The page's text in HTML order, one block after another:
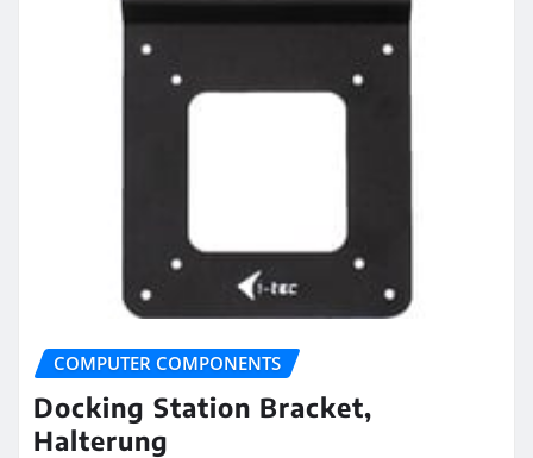
COMPUTER COMPONENTS
Docking Station Bracket,
Halterung